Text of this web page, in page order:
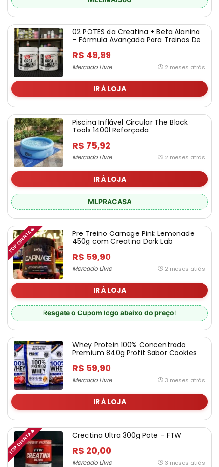
02 POTES da Creatina + Beta Alanina
– Fórmula Avançada Para Treinos De
Importada. E Zero Carboidrato – 150g
R$ 49,99
Mercado Livre 2 meses atrás
IR À LOJA
Piscina Inflável Circular The Black
Tools 1400l Reforçada
R$ 75,92
Mercado Livre 2 meses atrás
IR À LOJA
MLPRACASA
TOP OFERTA🔥
Pre Treino Carnage Pink Lemonade
450g com Creatina Dark Lab
R$ 59,90
Mercado Livre 2 meses atrás
IR À LOJA
Resgate o Cupom logo abaixo do preço!
Whey Protein 100% Concentrado
Premium 840g Profit Sabor Cookies
R$ 59,90
Mercado Livre 3 meses atrás
IR À LOJA
TOP OFERTA🔥 Creatina Ultra 300g Pote – FTW
R$ 20,00
Mercado Livre 3 meses atrás